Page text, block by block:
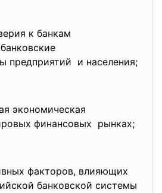
к банкам
предприятий и населения;
экономическая
финансовых рынках;
факторов, влияющих
банковской системы